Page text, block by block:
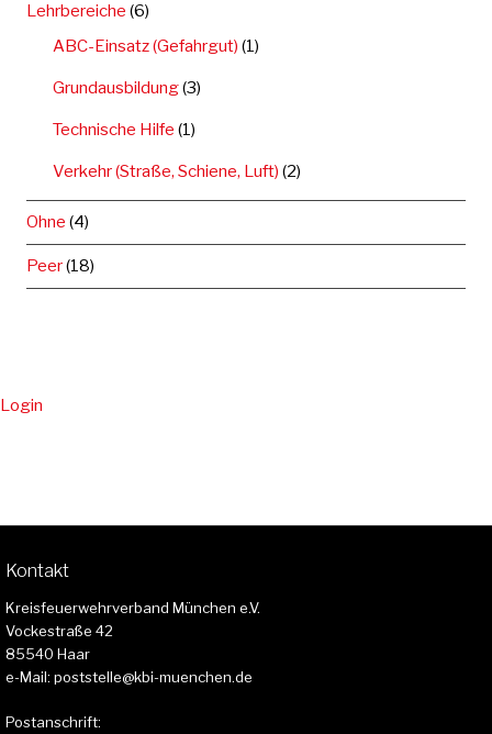
Lehrbereiche (6)
ABC-Einsatz (Gefahrgut) (1)
Grundausbildung(3)
Technische Hilfe (1)
Verkehr (Straße, Schiene, Luft) (2)
Ohne (4)
Peer(18)
Login
Kontakt
Kreisfeuerwehrverband München e.V.
Vockestraße 42
85540 Haar
e-Mail: poststelle@kbi-muenchen.de
Postanschrift: